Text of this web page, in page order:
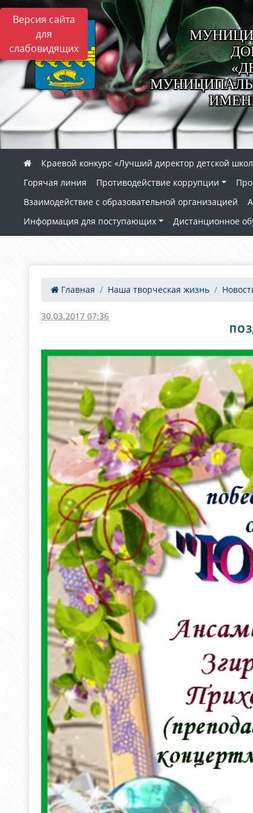
Версия сайта
для
слабовидящих
Краевой конкурс «Лучший директор детской
Горячая линия
Противодействие коррупции
Взаимодействие с образовательной организацией
Информация для поступающих
Дистанционное
Главная Наша творческая жизнь
30.03.2017 07:36